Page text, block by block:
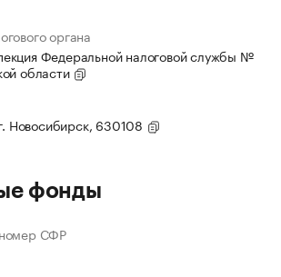
органа
Федеральной налоговой службы №
области
Новосибирск, 630108
фонды
СФР